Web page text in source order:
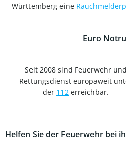
Württemberg eine
Euro
Seit 2008 sind Feuerwehr und
Rettungsdienst europaweit
der 112 erreichbar.
Helfen Sie der Feuerwehr bei